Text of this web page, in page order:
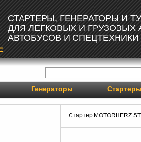
СТАРТЕРЫ, ГЕНЕРАТОРЫ И
ДЛЯ ЛЕГКОВЫХ И ГРУЗОВЫХ
АВТОБУСОВ И СПЕЦТЕХНИКИ
Генераторы Стартеры
Стартер MOTORHERZ